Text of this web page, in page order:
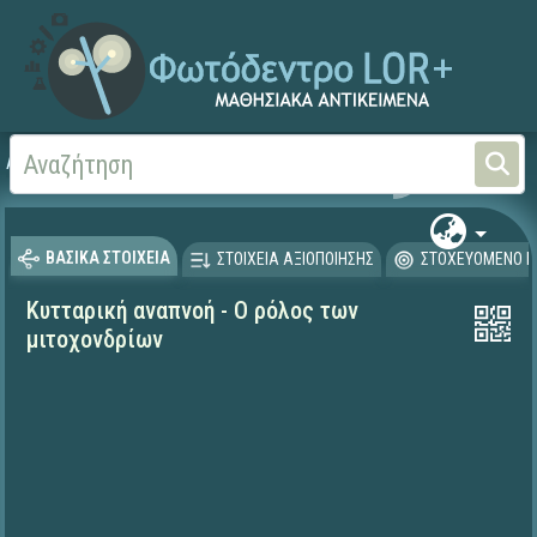
Αρχική ΦΟΡΕΙΣ ΚΑΙ ΠΑΝΕΠΙΣΤΗΜΙΑ Έργα ΠΙ (1996-2008)
ΒΑΣΙΚΑ ΣΤΟΙΧΕΙΑ ΣΤΟΙΧΕΙΑ ΑΞΙΟΠΟΙΗΣΗΣ ΣΤΟΧΕΥΟΜΕΝΟ
Κυτταρική αναπνοή - Ο ρόλος των
μιτοχονδρίων